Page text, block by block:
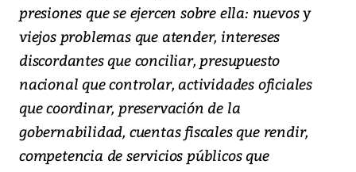
presiones que se ejercen sobre ella: nuevos y
viejos problemas que atender, intereses
discordantes que conciliar, presupuesto
nacional que controlar, actividades oficiales
que coordinar, preservación de la
gobernabilidad, cuentas fiscales que rendir,
competencia de servicios públicos que